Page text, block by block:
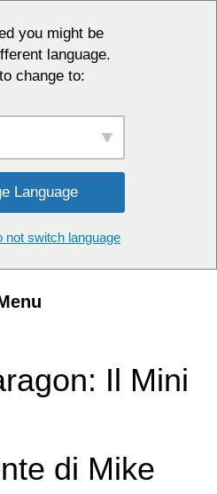
you might be
language.
change to:
Language
not switch language
Il Mini
di Mike